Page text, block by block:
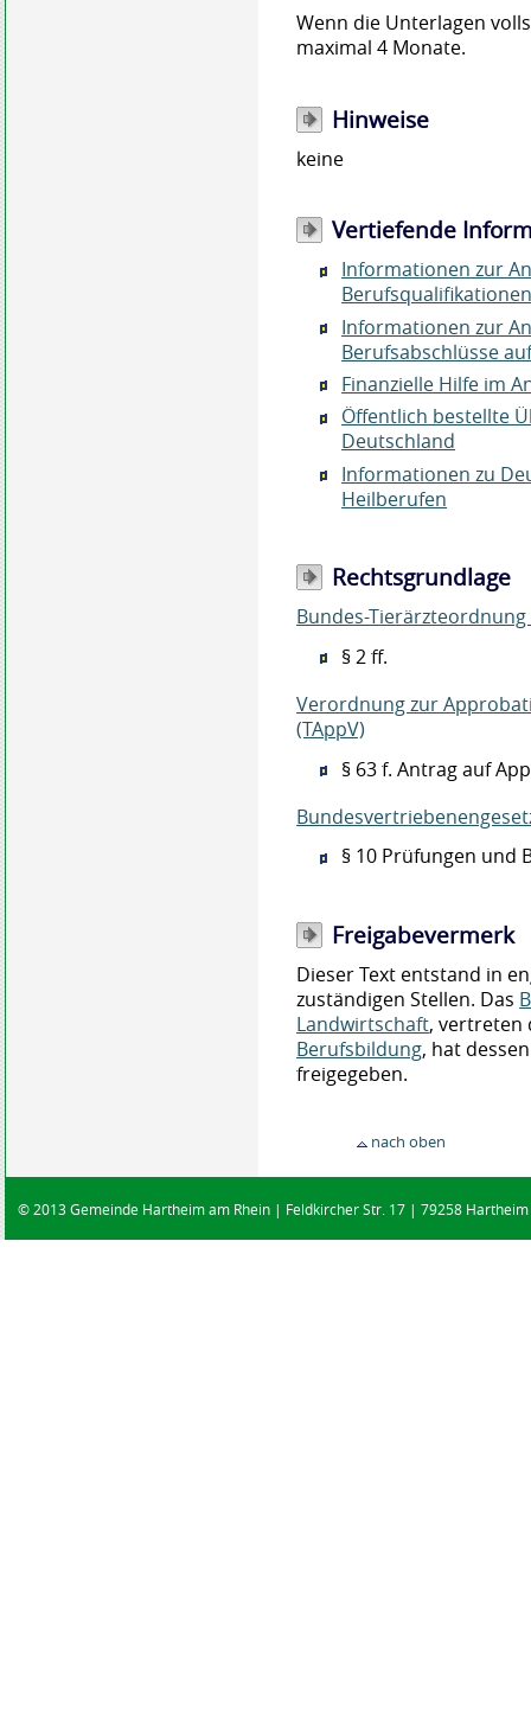
Wenn die Unterlagen
maximal 4 Monate.
Hinweise
keine
Vertiefende
Informationen zur
Informationen zur
Berufsabschlüsse
Finanzielle Hilfe im
Öffentlich bestellte
Deutschland
Informationen zu
Heilberufen
Rechtsgrundlage
Bundes-Tierärzteordnung
§ 2 ff.
Verordnung zur
(TAppV)
§ 63 f. Antrag auf
§ 10 Prüfungen und
Freigabevermerk
Dieser Text entstand in
zuständigen Stellen. Das
Landwirtschaft, vertreten
Berufsbildung, hat
freigegeben.
nach oben
© 2013 Gemeinde Hartheim am Rhein | Feldkircher Str. 17 | 79258